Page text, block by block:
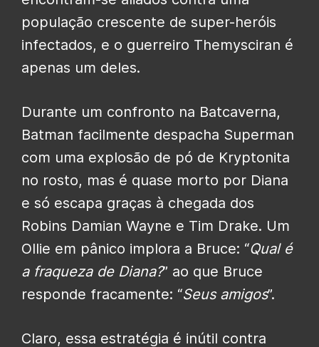
população crescente de super-heróis
infectados, e o guerreiro Themysciran é
apenas um deles.
Durante um confronto na Batcaverna,
Batman facilmente despacha Superman
com uma explosão de pó de Kryptonita
no rosto, mas é quase morto por Diana
e só escapa graças à chegada dos
Robins Damian Wayne e Tim Drake. Um
Ollie em pânico implora a Bruce: “Qual é
a fraqueza de Diana?” ao que Bruce
responde fracamente: “Seus amigos”.
Claro, essa estratégia é inútil contra